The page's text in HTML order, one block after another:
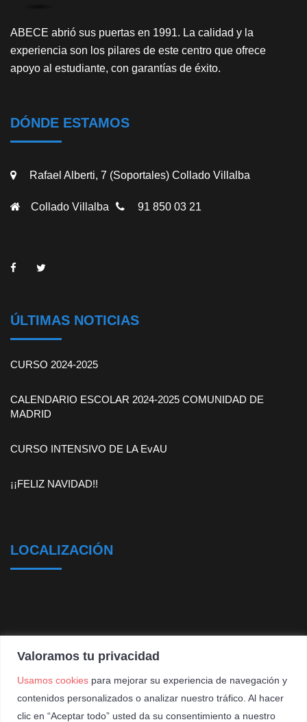
Valoramos tu privacidad
Usamos cookies para mejorar su experiencia de navegación y
contenidos personalizados o analizar nuestro tráfico. Al hacer
clic en “Aceptar todo” usted da su consentimiento a nuestro
ABECE abrió sus puertas en 1991. La calidad y la
experiencia son los pilares de este centro que ofrece
apoyo al estudiante, con garantías de éxito.
DÓNDE ESTAMOS
Rafael Alberti, 7 (Soportales) Collado Villalba
Collado Villalba 91 850 03 21
ÚLTIMAS NOTICIAS
CURSO 2024-2025
CALENDARIO ESCOLAR 2024-2025 COMUNIDAD DE
MADRID
CURSO INTENSIVO DE LA EvAU
¡¡FELIZ NAVIDAD!!
LOCALIZACIÓN